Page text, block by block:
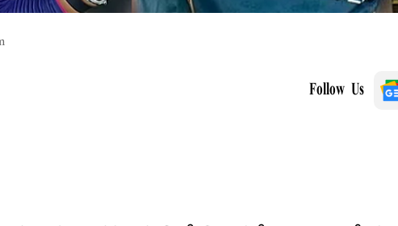
Follow Us